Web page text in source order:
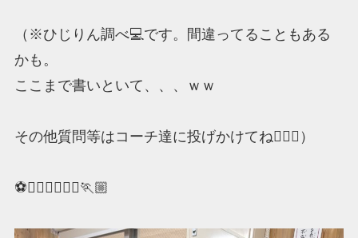
（※ひじりん調べ💻です。間違ってることもある
かも。
ここまで書いといて、、、ｗｗ
その他質問等はコーチ達に投げかけてね💁🏼‍♀️）
⚽🏃🏼‍♀️🏃🏼‍♂️🏃🏼